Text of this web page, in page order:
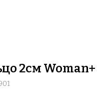
2см Woman+